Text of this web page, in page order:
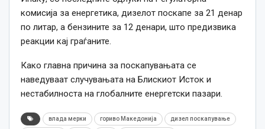
комисија за енергетика, дизелот поскапе за 21 денар
по литар, а бензините за 12 денари, што предизвика
реакции кај граѓаните.
Како главна причина за поскапувањата се
наведуваат случувањата на Блискиот Исток и
нестабилноста на глобалните енергетски пазари.
влада мерки гориво Македонија дизел поскапување